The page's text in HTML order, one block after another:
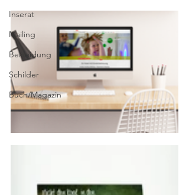
Inserat
Mailing
Bekleidung
Schilder
Buch/Magazin